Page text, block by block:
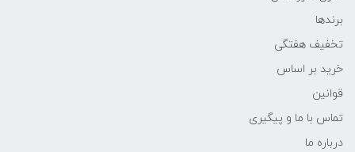
برندها
تخفیف هفتگی
خرید بر اساس
قوانین
تماس با ما و پیگیری
درباره ما